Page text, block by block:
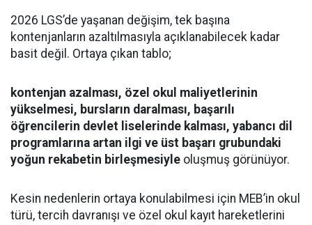
2026 LGS’de yaşanan değişim, tek başına
kontenjanların azaltılmasıyla açıklanabilecek kadar
basit değil. Ortaya çıkan tablo;
kontenjan azalması, özel okul maliyetlerinin
yükselmesi, bursların daralması, başarılı
öğrencilerin devlet liselerinde kalması, yabancı dil
programlarına artan ilgi ve üst başarı grubundaki
yoğun rekabetin birleşmesiyle oluşmuş görünüyor.
Kesin nedenlerin ortaya konulabilmesi için MEB’in okul
türü, tercih davranışı ve özel okul kayıt hareketlerini